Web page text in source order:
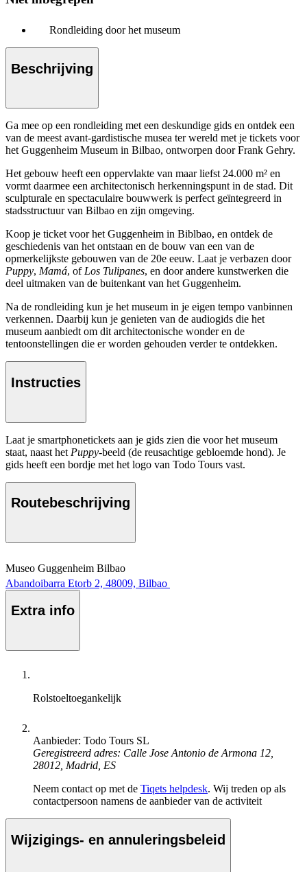
Rondleiding door het museum
Beschrijving
Ga mee op een rondleiding met een deskundige gids en ontdek een
van de meest avant-gardistische musea ter wereld met je tickets voor
het Guggenheim Museum in Bilbao, ontworpen door Frank Gehry.
Het gebouw heeft een oppervlakte van maar liefst 24.000 m² en
vormt daarmee een architectonisch herkenningspunt in de stad. Dit
sculpturale en spectaculaire bouwwerk is perfect geïntegreerd in
stadsstructuur van Bilbao en zijn omgeving.
Koop je ticket voor het Guggenheim in Biblbao, en ontdek de
geschiedenis van het ontstaan en de bouw van een van de
opmerkelijkste gebouwen van de 20e eeuw. Laat je verbazen door
Puppy, Mamá, of Los Tulipanes, en door andere kunstwerken die
deel uitmaken van de buitenkant van het Guggenheim.
Na de rondleiding kun je het museum in je eigen tempo vanbinnen
verkennen. Daarbij kun je genieten van de audiogids die het
museum aanbiedt om dit architectonische wonder en de
tentoonstellingen die er worden gehouden verder te ontdekken.
Instructies
Laat je smartphonetickets aan je gids zien die voor het museum
staat, naast het Puppy-beeld (de reusachtige gebloemde hond). Je
gids heeft een bordje met het logo van Todo Tours vast.
Routebeschrijving
Museo Guggenheim Bilbao
Abandoibarra Etorb 2, 48009, Bilbao
Extra info
Rolstoeltoegankelijk
Aanbieder: Todo Tours SL
Geregistreerd adres: Calle Jose Antonio de Armona 12,
28012, Madrid, ES
Neem contact op met de Tiqets helpdesk. Wij treden op als
contactpersoon namens de aanbieder van de activiteit
Wijzigings- en annuleringsbeleid